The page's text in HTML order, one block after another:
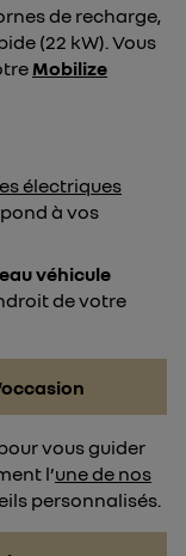
de recharge,
(22 kW). Vous
Mobilize
électriques
à vos
véhicule
de votre
vous guider
l’une de nos
personnalisés.